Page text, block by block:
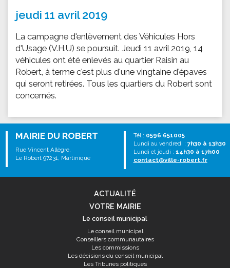
jeudi 11 avril 2019
La campagne d'enlèvement des Véhicules Hors
d'Usage (V.H.U) se poursuit. Jeudi 11 avril 2019, 14
véhicules ont été enlevés au quartier Raisin au
Robert, à terme c'est plus d'une vingtaine d'épaves
qui seront retirées. Tous les quartiers du Robert sont
concernés.
MAIRIE DU ROBERT
Rue Vincent Allègre,
Le Robert 97231, Martinique
Tél : 0596 651005
Lundi au vendredi : 7h30 à 13h30
Lundi et jeudi : 14h30 à 17h00
contact@ville-robert.fr
ACTUALITÉ
VOTRE MAIRIE
Le conseil municipal
Le conseil municipal
Conseillers communautaires
Les commissions
Les décisions du conseil municipal
Les Tribunes politiques